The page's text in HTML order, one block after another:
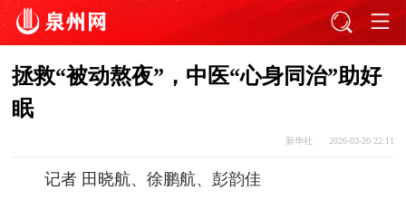
拯救“被动熬夜”，中医“心身同治”助好
眠
新华社 2026-03-20 22:11
记者 田晓航、徐鹏航、彭韵佳